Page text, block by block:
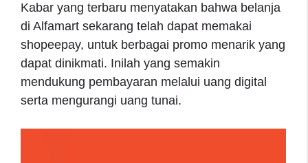
Kabar yang terbaru menyatakan bahwa belanja
di Alfamart sekarang telah dapat memakai
shopeepay, untuk berbagai promo menarik yang
dapat dinikmati. Inilah yang semakin
mendukung pembayaran melalui uang digital
serta mengurangi uang tunai.